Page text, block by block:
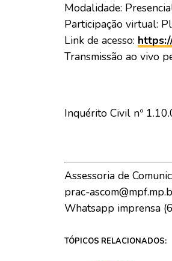
Modalidade:
Participação virtual:
Link de acesso:
Transmissão ao vivo
Inquérito Civil nº
Assessoria de
prac-
Whatsapp imprensa
TÓPICOS RELACIONADOS: